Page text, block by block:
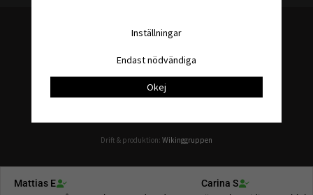
Enkelt att hitta rätt
Fraktfritt över 1200 kr
Snabba leveranser (1-3 dagar)
Drift & produktion: Wikinggruppen
Inställningar
Endast nödvändiga
Okej